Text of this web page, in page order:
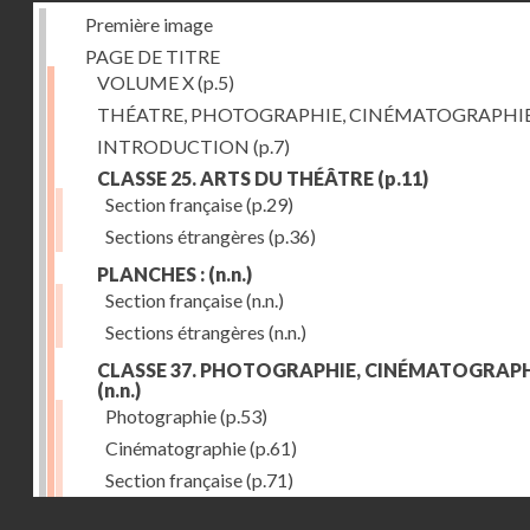
Première image
PAGE DE TITRE
VOLUME X(p.5)
THÉATRE, PHOTOGRAPHIE,
INTRODUCTION (p.7)
CLASSE 25. ARTS DU THÉÂTRE (p.11)
Section française(p.29)
Sections étrangères (p.36)
PLANCHES : (n.n.)
Section française(n.n.)
Sections étrangères (n.n.)
CLASSE 37. PHOTOGRAPHIE,
(n.n.)
Photographie(p.53)
Cinématographie(p.61)
Section française(p.71)